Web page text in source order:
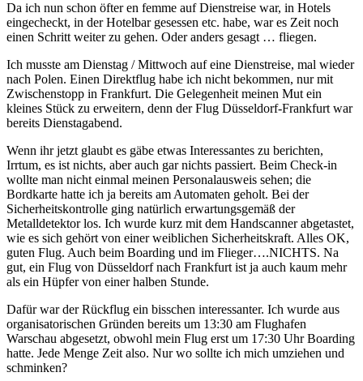
Da ich nun schon öfter en femme auf Dienstreise war, in Hotels
eingecheckt, in der Hotelbar gesessen etc. habe, war es Zeit noch
einen Schritt weiter zu gehen. Oder anders gesagt … fliegen.
Ich musste am Dienstag / Mittwoch auf eine Dienstreise, mal wieder
nach Polen. Einen Direktflug habe ich nicht bekommen, nur mit
Zwischenstopp in Frankfurt. Die Gelegenheit meinen Mut ein
kleines Stück zu erweitern, denn der Flug Düsseldorf-Frankfurt war
bereits Dienstagabend.
Wenn ihr jetzt glaubt es gäbe etwas Interessantes zu berichten,
Irrtum, es ist nichts, aber auch gar nichts passiert. Beim Check-in
wollte man nicht einmal meinen Personalausweis sehen; die
Bordkarte hatte ich ja bereits am Automaten geholt. Bei der
Sicherheitskontrolle ging natürlich erwartungsgemäß der
Metalldetektor los. Ich wurde kurz mit dem Handscanner abgetastet,
wie es sich gehört von einer weiblichen Sicherheitskraft. Alles OK,
guten Flug. Auch beim Boarding und im Flieger….NICHTS. Na
gut, ein Flug von Düsseldorf nach Frankfurt ist ja auch kaum mehr
als ein Hüpfer von einer halben Stunde.
Dafür war der Rückflug ein bisschen interessanter. Ich wurde aus
organisatorischen Gründen bereits um 13:30 am Flughafen
Warschau abgesetzt, obwohl mein Flug erst um 17:30 Uhr Boarding
hatte. Jede Menge Zeit also. Nur wo sollte ich mich umziehen und
schminken?